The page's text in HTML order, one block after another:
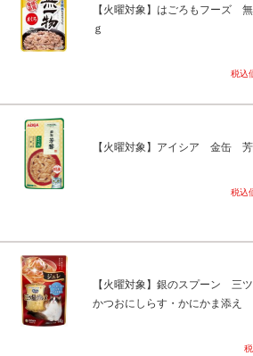
【火曜対象】はごろもフー
ｇ
税込
【火曜対象】アイシア 金缶
税込
【火曜対象】銀のスプーン 三
かつおにしらす・かにかま添え